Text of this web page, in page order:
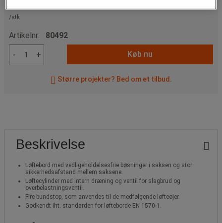
/stk
Artikelnr: 80492
- + Køb nu
Større projekter? Bed om et tilbud.
Beskrivelse
Løftebord med vedligeholdelsesfrie bøsninger i saksen og stor
sikkerhedsafstand mellem saksene.
Løftecylinder med intern dræning og ventil for slagbrud og
overbelastningsventil.
Fire bundstop, som anvendes til de medfølgende løfteøjer.
Godkendt iht. standarden for løfteborde EN 1570-1.